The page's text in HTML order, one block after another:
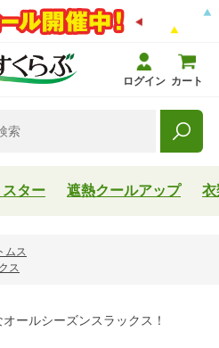
ログイン カート
ター 遮熱クールアップ 衣
ムス
ス
ールシーズンスラックス！